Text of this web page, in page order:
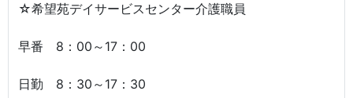
☆希望苑デイサービスセンター介護職員
早番 8：00～17：00
日勤 8：30～17：30